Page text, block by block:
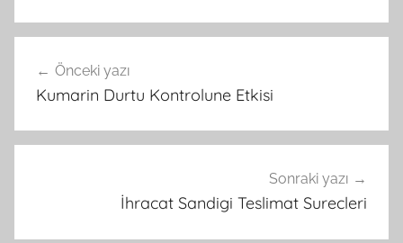
gezinmesi
Önceki yazı
Kumarin Durtu Kontrolune Etkisi
Sonraki yazı
İhracat Sandigi Teslimat Surecleri